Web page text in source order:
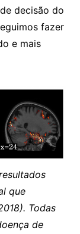
decisão do
fazer
e mais
que
Todas
de